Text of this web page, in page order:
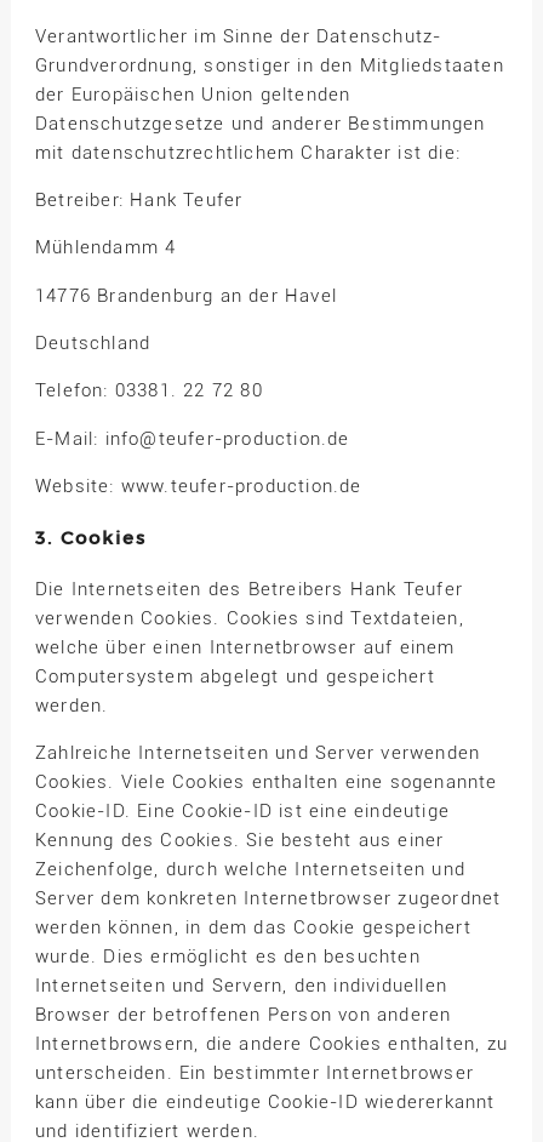
Verantwortlicher im Sinne der Datenschutz-
Grundverordnung, sonstiger in den Mitgliedstaaten
der Europäischen Union geltenden
Datenschutzgesetze und anderer Bestimmungen
mit datenschutzrechtlichem Charakter ist die:
Betreiber: Hank Teufer
Mühlendamm 4
14776 Brandenburg an der Havel
Deutschland
Telefon: 03381. 22 72 80
E-Mail: info@teufer-production.de
Website: www.teufer-production.de
3. Cookies
Die Internetseiten des Betreibers Hank Teufer
verwenden Cookies. Cookies sind Textdateien,
welche über einen Internetbrowser auf einem
Computersystem abgelegt und gespeichert
werden.
Zahlreiche Internetseiten und Server verwenden
Cookies. Viele Cookies enthalten eine sogenannte
Cookie-ID. Eine Cookie-ID ist eine eindeutige
Kennung des Cookies. Sie besteht aus einer
Zeichenfolge, durch welche Internetseiten und
Server dem konkreten Internetbrowser zugeordnet
werden können, in dem das Cookie gespeichert
wurde. Dies ermöglicht es den besuchten
Internetseiten und Servern, den individuellen
Browser der betroffenen Person von anderen
Internetbrowsern, die andere Cookies enthalten, zu
unterscheiden. Ein bestimmter Internetbrowser
kann über die eindeutige Cookie-ID wiedererkannt
und identifiziert werden.